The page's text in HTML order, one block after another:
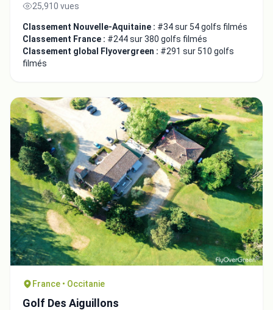
25,910 vues
Classement Nouvelle-Aquitaine : #34 sur 54 golfs filmés
Classement France : #244 sur 380 golfs filmés
Classement global Flyovergreen : #291 sur 510 golfs
filmés
France • Occitanie
Golf Des Aiguillons